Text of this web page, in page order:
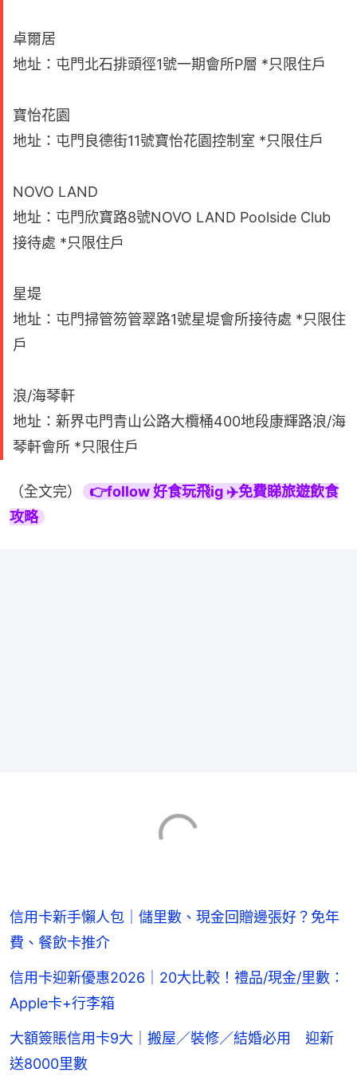
卓爾居
地址：屯門北石排頭徑1號一期會所P層 *只限住戶
寶怡花園
地址：屯門良德街11號寶怡花園控制室 *只限住戶
NOVO LAND
地址：屯門欣寶路8號NOVO LAND Poolside Club
接待處 *只限住戶
星堤
地址：屯門掃管笏管翠路1號星堤會所接待處 *只限住
戶
浪/海琴軒
地址：新界屯門青山公路大欖桶400地段康輝路浪/海
琴軒會所 *只限住戶
（全文完）
👉follow 好食玩飛ig ✈️免費睇旅遊飲食
攻略
信用卡新手懶人包｜儲里數、現金回贈邊張好？免年
費、餐飲卡推介
信用卡迎新優惠2026｜20大比較！禮品/現金/里數：
Apple卡+行李箱
大額簽賬信用卡9大｜搬屋／裝修／結婚必用 迎新
送8000里數